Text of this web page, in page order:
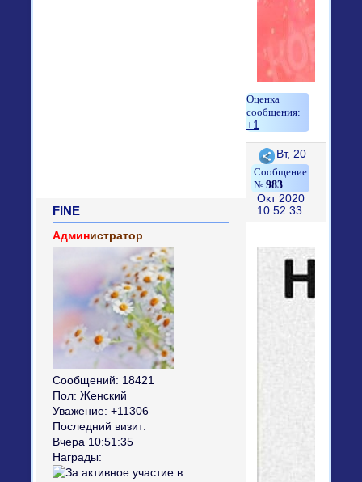
+1
Поделиться
983
Вт, 20
Окт 2020
10:52:33
FINE
Администратор
Сообщений: 18421
Пол: Женский
Уважение: +11306
Последний визит:
Вчера 10:51:35
Награды: